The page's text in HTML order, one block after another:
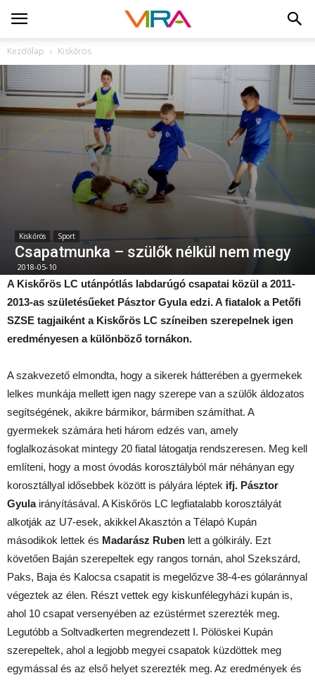
Kezdőlap Kiskőrös
Kiskőrös Sport
Csapatmunka – szülők nélkül nem megy
2018-05-10
A Kiskőrös LC utánpótlás labdarúgó csapatai közül a 2011-
2013-as születésűeket Pásztor Gyula edzi. A fiatalok a Petőfi
SZSE tagjaiként a Kiskőrös LC színeiben szerepelnek igen
eredményesen a különböző tornákon.
A szakvezető elmondta, hogy a sikerek hátterében a gyermekek
lelkes munkája mellett igen nagy szerepe van a szülők áldozatos
segítségének, akikre bármikor, bármiben számíthat. A
gyermekek számára heti három edzés van, amely
foglalkozásokat mintegy 20 fiatal látogatja rendszeresen. Meg kell
említeni, hogy a most óvodás korosztályból már néhányan egy
korosztállyal idősebbek között is pályára léptek ifj. Pásztor
Gyulairányításával. A Kiskőrös LC legfiatalabb korosztályát
alkotják az U7-esek, akikkel Akasztón a Télapó Kupán
másodikok lettek és Madarász Ruben lett a gólkirály. Ezt
követően Baján szerepeltek egy rangos tornán, ahol Szekszárd,
Paks, Baja és Kalocsa csapatit is megelőzve 38-4-es gólaránnyal
végeztek az élen. Részt vettek egy kiskunfélegyházi kupán is,
ahol 10 csapat versenyében az ezüstérmet szerezték meg.
Legutóbb a Soltvadkerten megrendezett I. Pölöskei Kupán
szerepeltek, ahol a legjobb megyei csapatok küzdöttek meg
egymással és az első helyet szerezték meg. Az eredmények és